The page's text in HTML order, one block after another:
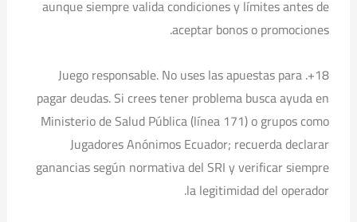
aunque siempre valida condiciones y límites antes de
aceptar bonos o promociones.
18+. Juego responsable. No uses las apuestas para
pagar deudas. Si crees tener problema busca ayuda en
Ministerio de Salud Pública (línea 171) o grupos como
Jugadores Anónimos Ecuador; recuerda declarar
ganancias según normativa del SRI y verificar siempre
la legitimidad del operador.